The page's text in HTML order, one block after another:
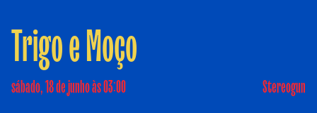
Trigo e Moço
sábado, 18 de junho às 03:00 Stereogun